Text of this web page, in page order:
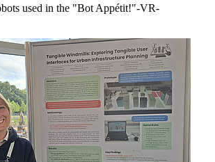
used in the "Bot Appétit!"-VR-